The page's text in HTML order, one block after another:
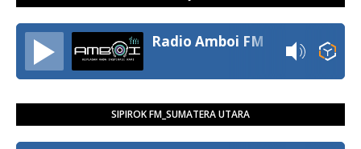
Radio Amboi FM
SIPIROK FM_SUMATERA UTARA